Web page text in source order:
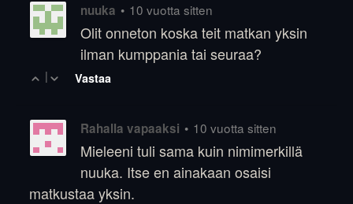
nuuka • 10 vuotta sitten
Olit onneton koska teit matkan yksin
ilman kumppania tai seuraa?
| Vastaa
Rahalla vapaaksi • 10 vuotta sitten
Mieleeni tuli sama kuin nimimerkillä
nuuka. Itse en ainakaan osaisi
matkustaa yksin.